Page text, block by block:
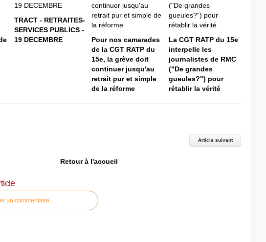
TRACT - RETRAITES-
SERVICES PUBLICS -
19 DECEMBRE
Pour nos camarades
de la CGT RATP du
15e, la grève doit
continuer jusqu'au
retrait pur et simple
de la réforme
La CGT RATP du 15e
interpelle les
journalistes de RMC
("De grandes
gueules?") pour
rétablir la vérité
Article suivant
Retour à l'accueil
un commentaire